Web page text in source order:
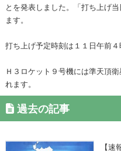
とを発表しました。「打ち上げ
ます。
打ち上げ予定時刻は１１日午前４
Ｈ３ロケット９号機には準天頂
れます。
過去の記事
【